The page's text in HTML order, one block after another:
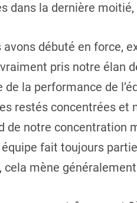
dans la dernière
avons débuté en force,
pris notre élan
de la performance de
restés concentrées et
de notre concentration
équipe fait toujours
cela mène